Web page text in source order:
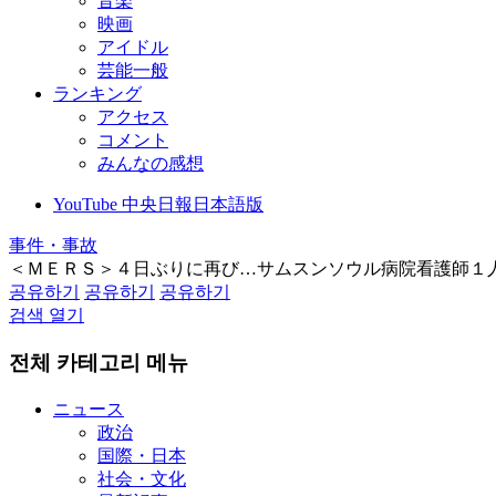
映画
アイドル
芸能一般
ランキング
アクセス
コメント
みんなの感想
YouTube 中央日報日本語版
事件・事故
＜ＭＥＲＳ＞４日ぶりに再び…サムスンソウル病院看護師１
공유하기
공유하기
공유하기
검색 열기
전체 카테고리 메뉴
ニュース
政治
国際・日本
社会・文化